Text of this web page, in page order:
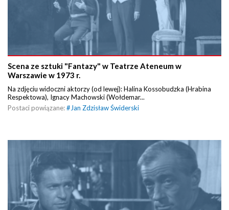
Scena ze sztuki "Fantazy" w Teatrze Ateneum w
Warszawie w 1973 r.
Na zdjęciu widoczni aktorzy (od lewej): Halina Kossobudzka (Hrabina
Respektowa), Ignacy Machowski (Wołdemar...
Postaci powiązane:# Jan Zdzisław Świderski